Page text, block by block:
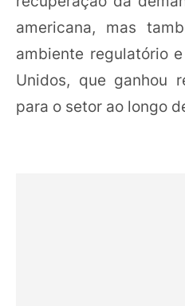
americana, mas
ambiente regulatório
Unidos, que ganhou
para o setor ao longo